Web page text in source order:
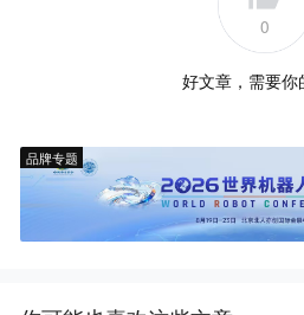
0
好文章，需要你
品牌专题